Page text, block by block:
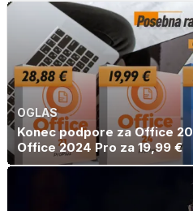
OGLAS
Konec podpore za Office
Office 2024 Pro za 19,99 €